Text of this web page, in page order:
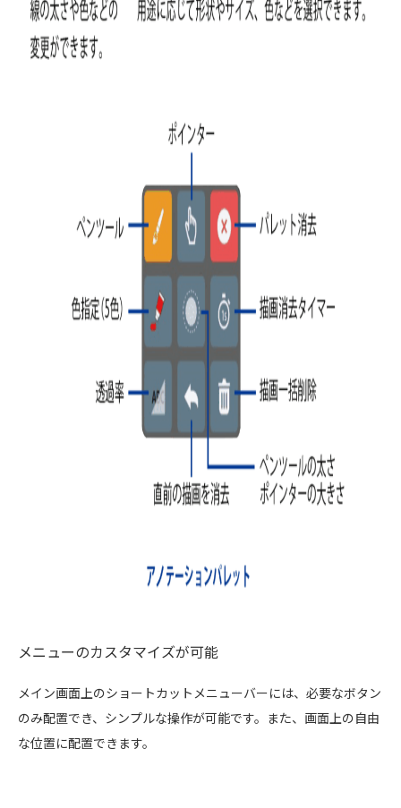
メニューのカスタマイズが可能
メイン画面上のショートカットメニューバーには、必要なボタン
のみ配置でき、シンプルな操作が可能です。また、画面上の自由
な位置に配置できます。